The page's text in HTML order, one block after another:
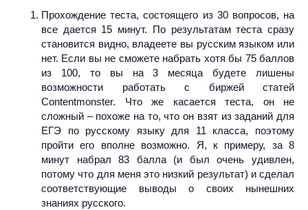
Прохождение теста, состоящего из 30 вопросов, на
все дается 15 минут. По результатам теста сразу
становится видно, владеете вы русским языком или
нет. Если вы не сможете набрать хотя бы 75 баллов
из 100, то вы на 3 месяца будете лишены
возможности работать с биржей статей
Contentmonster. Что же касается теста, он не
сложный – похоже на то, что он взят из заданий для
ЕГЭ по русскому языку для 11 класса, поэтому
пройти его вполне возможно. Я, к примеру, за 8
минут набрал 83 балла (и был очень удивлен,
потому что для меня это низкий результат) и сделал
соответствующие выводы о своих нынешних
знаниях русского.